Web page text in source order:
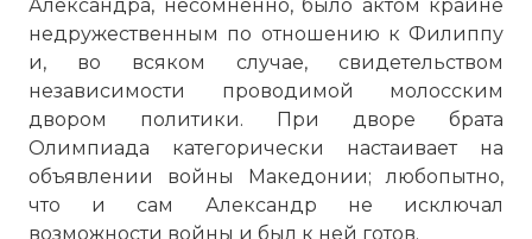
Александра, несомненно, было актом крайне
недружественным по отношению к Филиппу
и, во всяком случае, свидетельством
независимости проводимой молосским
двором политики. При дворе брата
Олимпиада категорически настаивает на
объявлении войны Македонии; любопытно,
что и сам Александр не исключал
возможности войны и был к ней готов.